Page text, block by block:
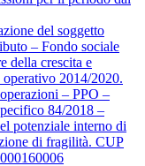
del soggetto
– Fondo sociale
della crescita e
operativo 2014/2020.
– PPO –
84/2018 –
potenziale interno di
di fragilità. CUP